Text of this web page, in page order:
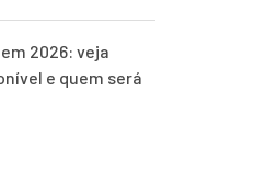
2026: veja
e quem será